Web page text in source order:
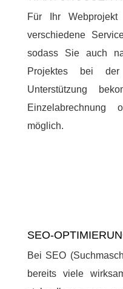
Für Ihr
verschiedene
sodass Sie auch
Projektes bei
Unterstützung
Einzelabrechnung
möglich.
SEO-
Bei SEO
bereits viele